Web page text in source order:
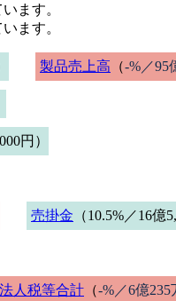
ます。
ます。
製品売上高 （-%／95
円）
売掛金 （10.5%／16億
法人税等合計 （-%／6億235